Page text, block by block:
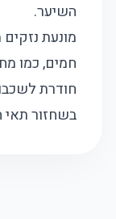
השיער.
מונעת
חמים, כמו
חודרת
בשחזור תאי